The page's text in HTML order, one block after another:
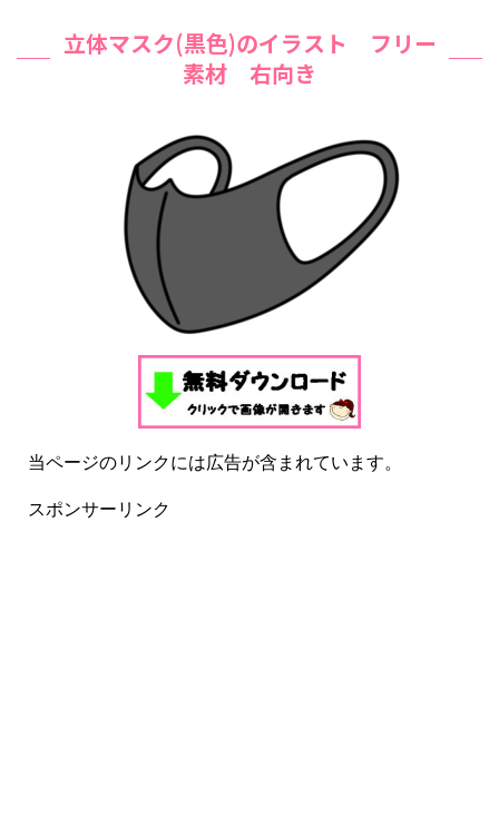
立体マスク(黒色)のイラスト フリー
素材 右向き
当ページのリンクには広告が含まれています。
スポンサーリンク